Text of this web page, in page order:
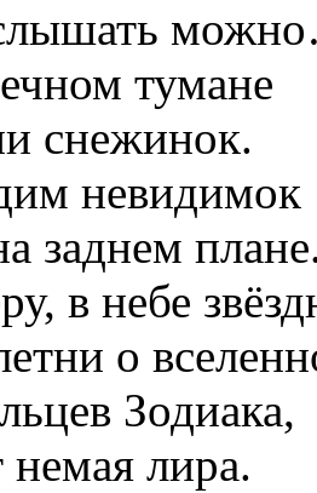
тумане
снежинок.
невидимок
заднем
в небе
о
Зодиака,
немая лира.